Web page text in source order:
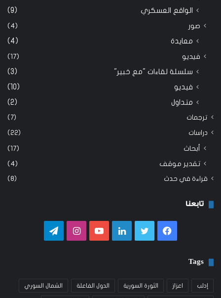
الواقع العسكري (9)
صور (4)
معايدة (4)
فيديو (17)
سلسلة لقاءات "مع خبير"
(3)
فيديو
(10)
متداول
(2)
ترجمات (7)
دراسات (22)
أبحاث (17)
تقدير موقف (4)
قراءة في حدث (8)
تابعنا
فيسبوكتويتر لينكدإنيوتيوبانستقرامتيلقرام
Tags
إدلب اعزاز الثورة السورية الدول الفاعلة الشمال السوري